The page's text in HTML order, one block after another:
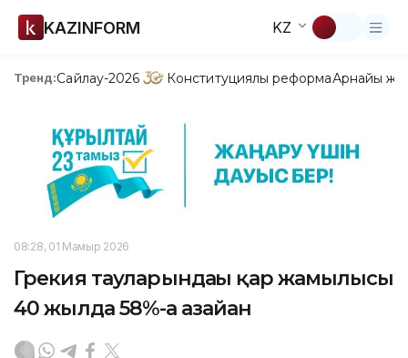
KAZINFORM KZ
Тренд:Сайлау-2026 Конституциялық реформаАрнайы
08:28, 01 Мамыр 2026
Грекия тауларындағы қар жамылғысы
40 жылда 58%-ға азайған